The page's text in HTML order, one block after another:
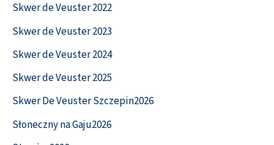
Skwer de Veuster 2022
Skwer de Veuster 2023
Skwer de Veuster 2024
Skwer de Veuster 2025
Skwer De Veuster Szczepin2026
Słoneczny na Gaju2026